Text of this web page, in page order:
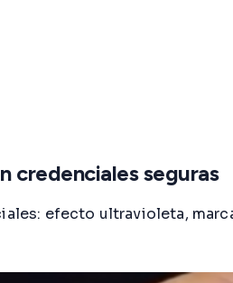
credenciales seguras
efecto ultravioleta,